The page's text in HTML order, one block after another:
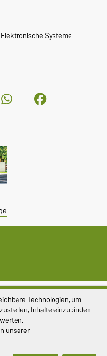
Systeme
Technologien, um
Inhalte einzubinden
unserer